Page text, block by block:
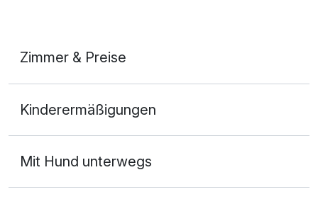
Zimmer & Preise
2 Erwachsene und 1 Kind
Zusatznächte
Kinderermäßigungen
Mit Hund unterwegs